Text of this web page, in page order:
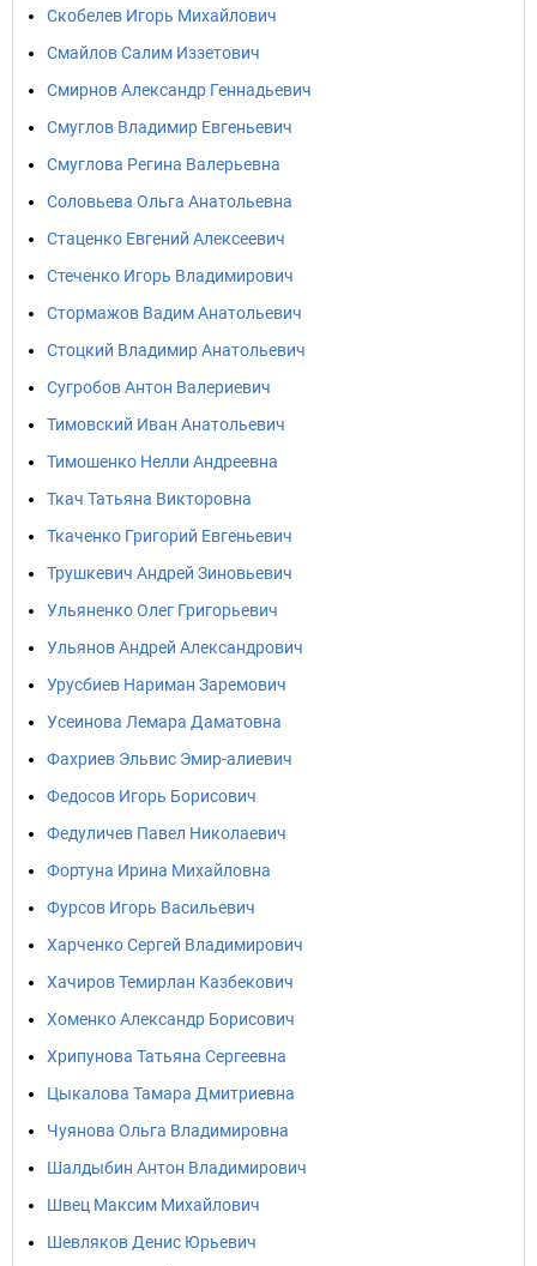
Скобелев Игорь Михайлович
Смайлов Салим Иззетович
Смирнов Александр Геннадьевич
Смуглов Владимир Евгеньевич
Смуглова Регина Валерьевна
Соловьева Ольга Анатольевна
Стаценко Евгений Алексеевич
Стеченко Игорь Владимирович
Стормажов Вадим Анатольевич
Стоцкий Владимир Анатольевич
Сугробов Антон Валериевич
Тимовский Иван Анатольевич
Тимошенко Нелли Андреевна
Ткач Татьяна Викторовна
Ткаченко Григорий Евгеньевич
Трушкевич Андрей Зиновьевич
Ульяненко Олег Григорьевич
Ульянов Андрей Александрович
Урусбиев Нариман Заремович
Усеинова Лемара Даматовна
Фахриев Эльвис Эмир-алиевич
Федосов Игорь Борисович
Федуличев Павел Николаевич
Фортуна Ирина Михайловна
Фурсов Игорь Васильевич
Харченко Сергей Владимирович
Хачиров Темирлан Казбекович
Хоменко Александр Борисович
Хрипунова Татьяна Сергеевна
Цыкалова Тамара Дмитриевна
Чуянова Ольга Владимировна
Шалдыбин Антон Владимирович
Швец Максим Михайлович
Шевляков Денис Юрьевич